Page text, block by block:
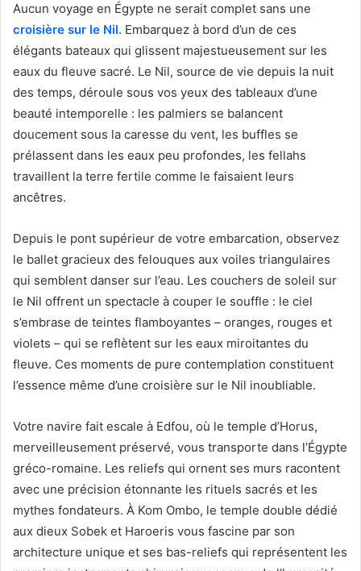
Aucun voyage en Égypte ne serait complet sans une
croisière sur le Nil. Embarquez à bord d’un de ces
élégants bateaux qui glissent majestueusement sur les
eaux du fleuve sacré. Le Nil, source de vie depuis la nuit
des temps, déroule sous vos yeux des tableaux d’une
beauté intemporelle : les palmiers se balancent
doucement sous la caresse du vent, les buffles se
prélassent dans les eaux peu profondes, les fellahs
travaillent la terre fertile comme le faisaient leurs
ancêtres.
Depuis le pont supérieur de votre embarcation, observez
le ballet gracieux des felouques aux voiles triangulaires
qui semblent danser sur l’eau. Les couchers de soleil sur
le Nil offrent un spectacle à couper le souffle : le ciel
s’embrase de teintes flamboyantes – oranges, rouges et
violets – qui se reflètent sur les eaux miroitantes du
fleuve. Ces moments de pure contemplation constituent
l’essence même d’une croisière sur le Nil inoubliable.
Votre navire fait escale à Edfou, où le temple d’Horus,
merveilleusement préservé, vous transporte dans l’Égypte
gréco-romaine. Les reliefs qui ornent ses murs racontent
avec une précision étonnante les rituels sacrés et les
mythes fondateurs. À Kom Ombo, le temple double dédié
aux dieux Sobek et Haroeris vous fascine par son
architecture unique et ses bas-reliefs qui représentent les